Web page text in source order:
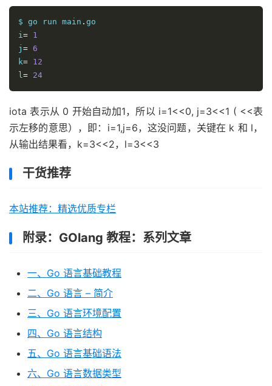
$ go run main . go
i= 1
j = 6
k= 12
l= 24
iota 表示从 0 开始自动加1，所以 i=1<<0, j=3<<1 ( <<表
示左移的意思），即：i=1,j=6，这没问题，关键在 k 和 l，
从输出结果看，k=3<<2，l=3<<3
干货推荐
本站推荐：精选优质专栏
附录：GOlang 教程：系列文章
一、Go 语言基础教程
二、Go 语言 – 简介
三、Go 语言环境配置
四、Go 语言结构
五、Go 语言基础语法
六、Go 语言数据类型